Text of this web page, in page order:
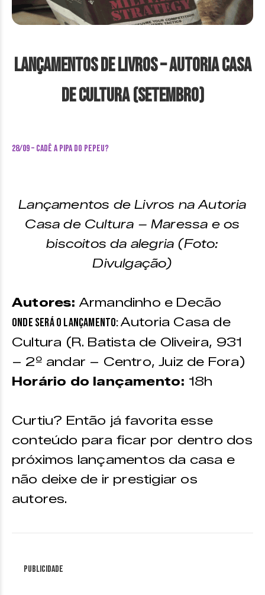
Lançamentos de Livros – Autoria Casa
de Cultura (setembro)
28/09 – Cadê a pipa do Pepeu?
Lançamentos de Livros na Autoria
Casa de Cultura – Maressa e os
biscoitos da alegria (Foto:
Divulgação)
Autores: Armandinho e Decão
Onde será o lançamento:Autoria Casa de
Cultura (R. Batista de Oliveira, 931
– 2º andar – Centro, Juiz de Fora)
Horário do lançamento: 18h
Curtiu? Então já favorita esse
conteúdo para ficar por dentro dos
próximos lançamentos da casa e
não deixe de ir prestigiar os
autores.
Publicidade